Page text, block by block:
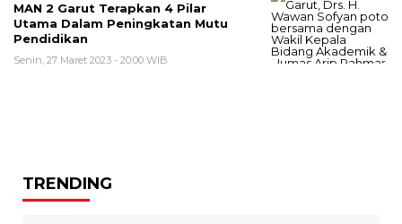
MAN 2 Garut Terapkan 4 Pilar
Utama Dalam Peningkatan Mutu
Pendidikan
Senin, 27 Maret 2023 - 20:00 WIB
TRENDING